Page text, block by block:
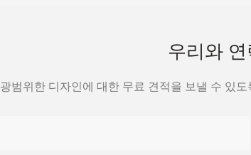
우리와
광범위한 디자인에 대한 무료 견적을 보낼 수 있